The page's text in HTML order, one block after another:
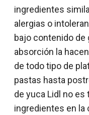
ingredientes
alergias o
bajo contenido de
absorción la
de todo tipo de
pastas hasta
de yuca Lidl no
ingredientes en la